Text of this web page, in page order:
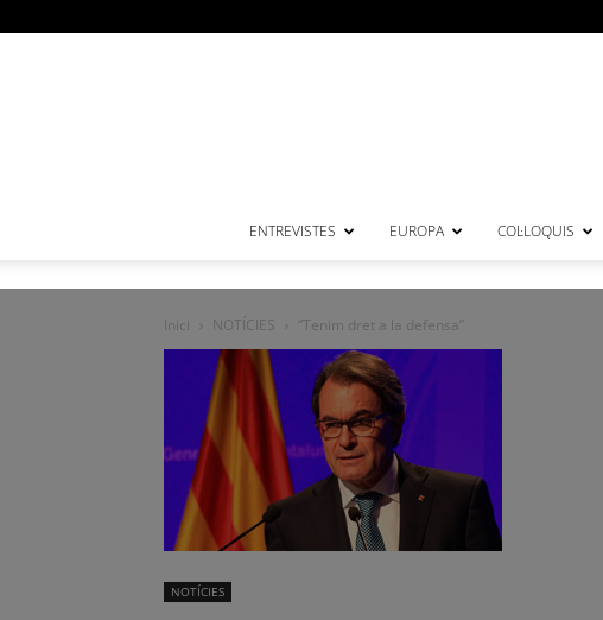
ENTREVISTES EUROPA COL·LOQUIS
Inici NOTÍCIES “Tenim dret a la defensa”
NOTÍCIES